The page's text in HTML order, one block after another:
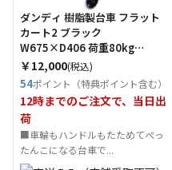
ダンディ 樹脂製台車 フラット
カート2 ブラック
W675×D406 荷重80kg
（Tcode：3695874）
￥12,000(税込)
54ポイント（特典ポイント含む）
12時までのご注文で、当日出
荷
■車輪もハンドルもたためてぺっ
たんこになる台車で...